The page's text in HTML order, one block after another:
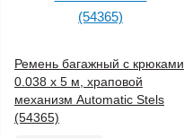
Ремень багажный с
0.038 х 5 м, храповой
механизм Automatic Stels
(54365)